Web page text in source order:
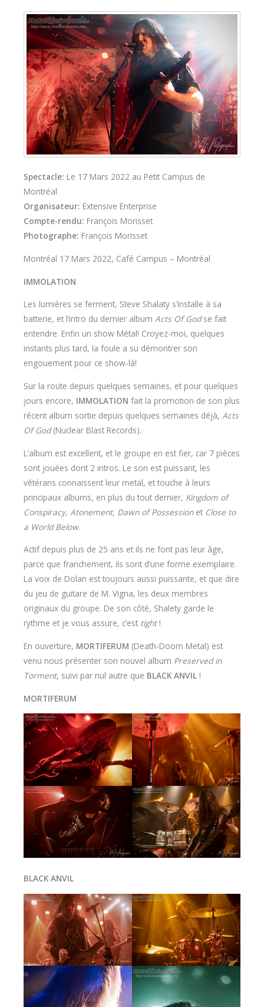
Spectacle: Le 17 Mars 2022 au Petit Campus de
Montréal
Organisateur: Extensive Enterprise
Compte-rendu: François Morisset
Photographe: François Morisset
Montréal 17 Mars 2022, Café Campus – Montréal
IMMOLATION
Les lumières se ferment, Steve Shalaty s’installe à sa
batterie, et l’intro du dernier album Acts Of Godse fait
entendre. Enfin un show Métal! Croyez-moi, quelques
instants plus tard, la foule a su démontrer son
engouement pour ce show-là!
Sur la route depuis quelques semaines, et pour quelques
jours encore, IMMOLATION fait la promotion de son plus
récent album sortie depuis quelques semaines déjà, Acts
Of God(Nuclear Blast Records).
L’album est excellent, et le groupe en est fier, car 7 pièces
sont jouées dont 2 intros. Le son est puissant, les
vétérans connaissent leur metal, et touche à leurs
principaux albums, en plus du tout dernier, Kingdom of
Conspiracy, Atonement, Dawn of Possessionet Close to
a World Below.
Actif depuis plus de 25 ans et ils ne font pas leur âge,
parce que franchement, ils sont d’une forme exemplaire.
La voix de Dolan est toujours aussi puissante, et que dire
du jeu de guitare de M. Vigna, les deux membres
originaux du groupe. De son côté, Shalety garde le
rythme et je vous assure, c’est tight!
En ouverture, MORTIFERUM (Death-Doom Metal) est
venu nous présenter son nouvel album Preserved in
Torment, suivi par nul autre que BLACK ANVIL !
MORTIFERUM
BLACK ANVIL